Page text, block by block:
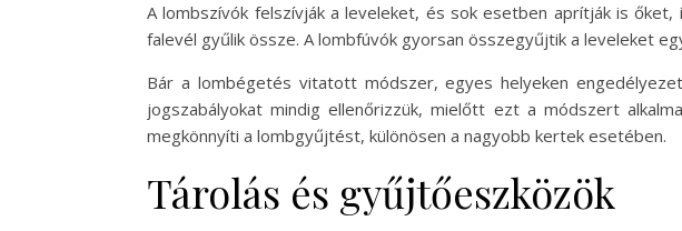
A lombszívók felszívják a leveleket, és sok esetben aprítják is
falevél gyűlik össze. A lombfúvók gyorsan összegyűjtik a leveleket
Bár a lombégetés vitatott módszer, egyes helyeken
jogszabályokat mindig ellenőrizzük, mielőtt ezt a módszert
megkönnyíti a lombgyűjtést, különösen a nagyobb kertek esetében.
Tárolás és gyűjtőeszközök